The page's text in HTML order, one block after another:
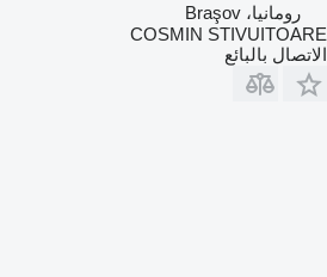
رومانيا، Braşov
COSMIN STIVUITOARE
الاتصال بالبائع